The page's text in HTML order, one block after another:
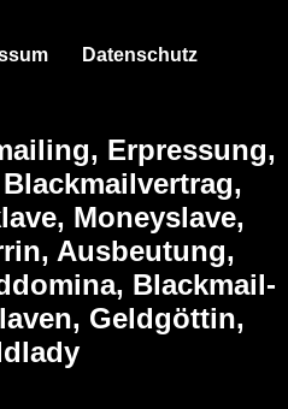
Datenschutz
Erpressung,
Moneyslave,
Ausbeutung,
Blackmail-
Geldgöttin,